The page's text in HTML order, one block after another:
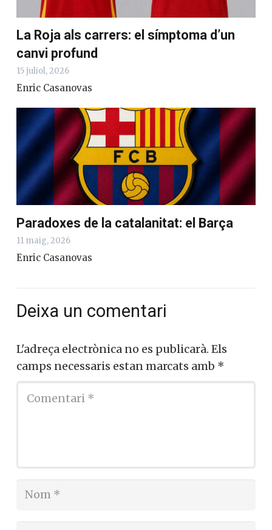
La Roja als carrers: el símptoma d’un
canvi profund
15 juliol, 2026
Enric Casanovas
Paradoxes de la catalanitat: el Barça
11 maig, 2026
Enric Casanovas
Deixa un comentari
L'adreça electrònica no es publicarà. Els
camps necessaris estan marcats amb *